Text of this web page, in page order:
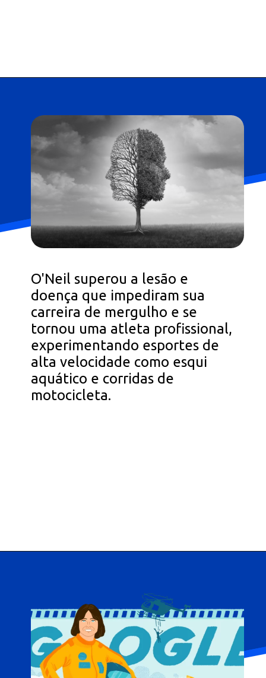
O'Neil superou a lesão e
doença que impediram sua
carreira de mergulho e se
tornou uma atleta profissional,
experimentando esportes de
alta velocidade como esqui
aquático e corridas de
motocicleta.